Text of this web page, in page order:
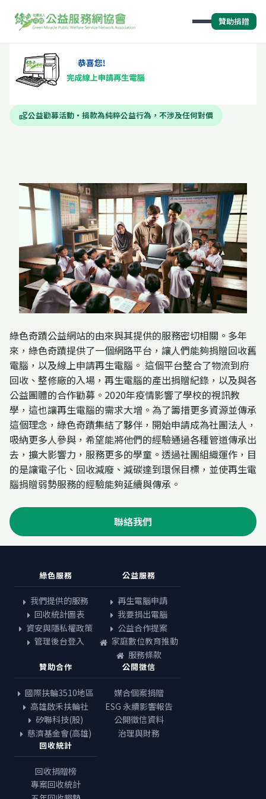
贊助捐贈
volunteer_activism公益勸募活動・捐款為純粹公益行為，不涉及任何對價
綠色奇蹟公益網站的由來與其提供的服務密切相關。多年
來，綠色奇蹟提供了一個網路平台，讓人們能夠捐贈回收舊
電腦，以及線上申請再生電腦。 這個平台整合了物流到府
回收、整修廠的入場，再生電腦的產出捐贈紀錄，以及與各
公益團體的合作勸募。2020年疫情影響了學校的視訊教
學，這也讓再生電腦的需求大增。為了籌措更多資源並傳承
這個理念，綠色奇蹟集結了夥伴，開始申請成為社團法人，
吸納更多人參與，希望能將他們的經驗通過各種管道傳承出
去，擴大影響力，服務更多的學童。透過社團組織運作，目
的是讓電子化、回收減廢、減碳達到環保目標，並使再生電
腦捐贈弱勢服務的經驗能夠延續與傳承。
聯絡我們
綠色服務
我們提供的服務
回收統計圖表
資安與隱私權政策
管理後台登入
公益服務
再生電腦申請
我要捐出電腦
公益合作提案
家庭數位教育推動
服務條款
贊助合作
國際扶輪3510地區
高雄啟禾扶輪社
矽聯科技(股)
慈濟基金會(高雄)
公開徵信
媒合個案捐贈
ESG 永續影響報告
公開徵信資料
治理與財務
回收統計
回收捐贈榜
專案回收統計